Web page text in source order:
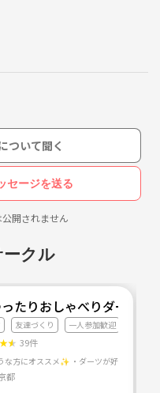
ついて聞く
セージを送る
開されません
クル
たりおしゃべりダーツ🍻
友達づくり 一人参加歓迎
★★ 39件
都